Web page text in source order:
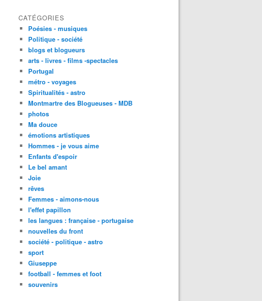
CATÉGORIES
Poésies - musiques
Politique - société
blogs et blogueurs
arts - livres - films -spectacles
Portugal
métro - voyages
Spiritualités - astro
Montmartre des Blogueuses - MDB
photos
Ma douce
émotions artistiques
Hommes - je vous aime
Enfants d'espoir
Le bel amant
Joie
rêves
Femmes - aimons-nous
l'effet papillon
les langues : française - portugaise
nouvelles du front
société - politique - astro
sport
Giuseppe
football - femmes et foot
souvenirs